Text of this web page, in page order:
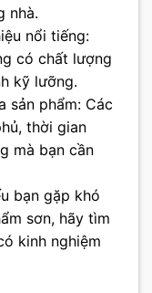
nhà.
nổi tiếng:
có chất lượng
kỹ lưỡng.
sản phẩm: Các
thời gian
mà bạn cần
bạn gặp khó
sơn, hãy tìm
kinh nghiệm